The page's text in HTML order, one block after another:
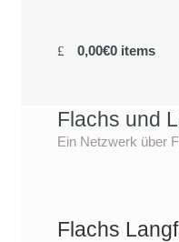
0,00€0 items
Flachs und
Ein Netzwerk über
Flachs